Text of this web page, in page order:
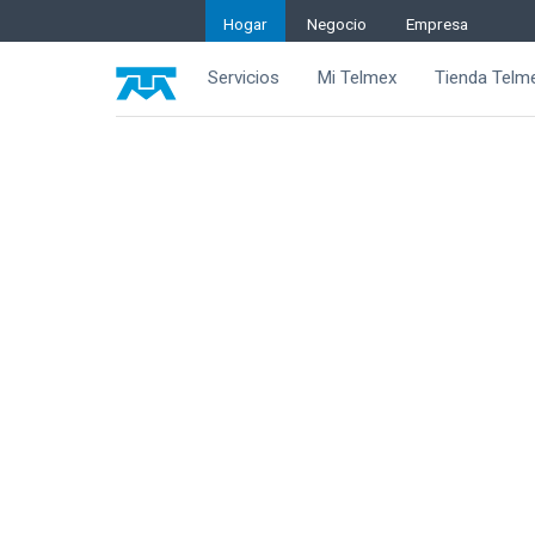
Hogar Negocio Empresa
Servicios Mi Telmex Tienda